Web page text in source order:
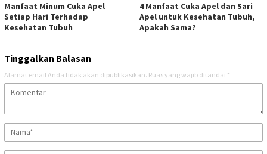
Manfaat Minum Cuka Apel
Setiap Hari Terhadap
Kesehatan Tubuh
4 Manfaat Cuka Apel dan Sari
Apel untuk Kesehatan Tubuh,
Apakah Sama?
Tinggalkan Balasan
Alamat email Anda tidak akan dipublikasikan. Ruas yang wajib ditandai *